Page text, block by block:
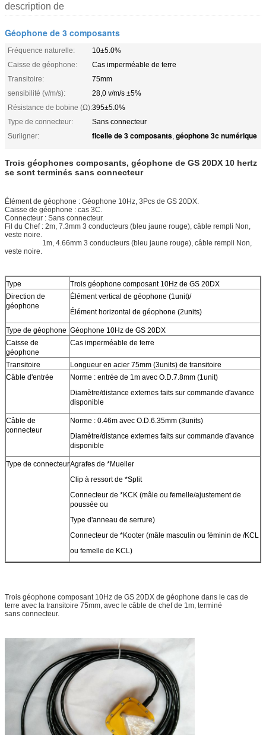
description de
Géophone de 3 composants
Fréquence naturelle:
10±5.0%
Caisse de géophone:
Cas imperméable de terre
Transitoire:
75mm
sensibilité (v/m/s):
28,0 v/m/s ±5%
Résistance de bobine (Ω):395±5.0%
Type de connecteur:
Sans connecteur
Surligner:
ficelle de 3 composants, géophone 3c numérique
Trois géophones composants, géophone de GS 20DX 10 hertz
se sont terminés sans connecteur
Élément de géophone : Géophone 10Hz, 3Pcs de GS 20DX.
Caisse de géophone : cas 3C.
Connecteur : Sans connecteur.
Fil du Chef : 2m, 7.3mm 3 conducteurs (bleu jaune rouge), câble rempli Non,
veste noire.
1m, 4.66mm 3 conducteurs (bleu jaune rouge), câble rempli Non,
veste noire.
Type
Trois géophone composant 10Hz de GS 20DX
Direction de
géophone
Élément vertical de géophone (1unit)/
Élément horizontal de géophone (2units)
Type de géophone Géophone 10Hz de GS 20DX
Caisse de
géophone
Cas imperméable de terre
Transitoire
Longueur en acier 75mm (3units) de transitoire
Câble d'entrée
Norme : entrée de 1m avec O.D.7.8mm (1unit)
Diamètre/distance externes faits sur commande d'avance
disponible
Câble de
connecteur
Norme : 0.46m avec O.D.6.35mm (3units)
Diamètre/distance externes faits sur commande d'avance
disponible
Type de connecteurAgrafes de *Mueller
Clip à ressort de *Split
Connecteur de *KCK (mâle ou femelle/ajustement de
poussée ou
Type d'anneau de serrure)
Connecteur de *Kooter (mâle masculin ou féminin de /KCL
ou femelle de KCL)
Trois géophone composant 10Hz de GS 20DX de géophone dans le cas de
terre avec la transitoire 75mm, avec le câble de chef de 1m, terminé
sans connecteur.